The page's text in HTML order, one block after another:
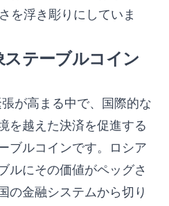
を浮き彫りにしていま
ステーブルコイン
が高まる中で、国際的な
を越えた決済を促進する
ブルコインです。ロシア
ルにその価値がペッグさ
の金融システムから切り